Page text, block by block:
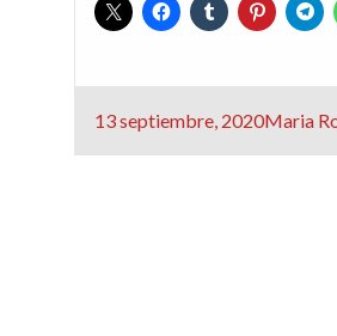
Publicado
13 septiembre, 2020Maria